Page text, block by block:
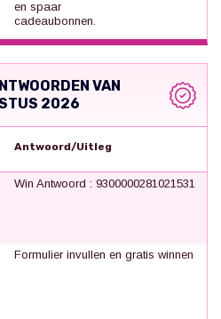
en spaar
cadeaubonnen.
VAN
2026
Antwoord/Uitleg
Win Antwoord : 9300000281021531
Formulier invullen en gratis winnen